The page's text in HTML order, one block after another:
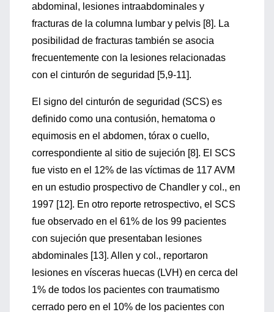
abdominal, lesiones intraabdominales y
fracturas de la columna lumbar y pelvis [8]. La
posibilidad de fracturas también se asocia
frecuentemente con la lesiones relacionadas
con el cinturón de seguridad [5,9-11].
El signo del cinturón de seguridad (SCS) es
definido como una contusión, hematoma o
equimosis en el abdomen, tórax o cuello,
correspondiente al sitio de sujeción [8]. El SCS
fue visto en el 12% de las víctimas de 117 AVM
en un estudio prospectivo de Chandler y col., en
1997 [12]. En otro reporte retrospectivo, el SCS
fue observado en el 61% de los 99 pacientes
con sujeción que presentaban lesiones
abdominales [13]. Allen y col., reportaron
lesiones en vísceras huecas (LVH) en cerca del
1% de todos los pacientes con traumatismo
cerrado pero en el 10% de los pacientes con